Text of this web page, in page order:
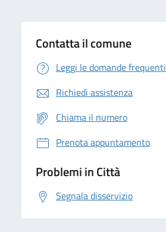
Contatta il comune
Leggi le domande frequenti
Richiedi assistenza
Chiama il numero
Prenota appuntamento
Problemi in Città
Segnala disservizio